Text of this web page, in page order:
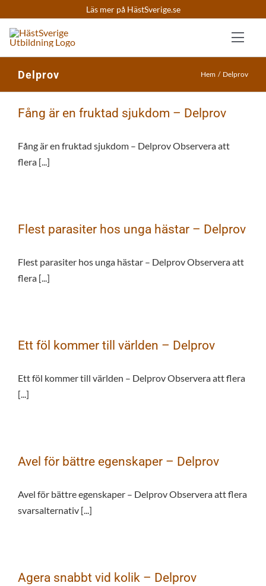
innehållet
Läs mer på HästSverige.se
Kurser
Delprov Hem Delprov
Fång är en fruktad sjukdom – Delprov
Fång är en fruktad sjukdom – Delprov Observera att
flera [...]
Flest parasiter hos unga hästar – Delprov
Flest parasiter hos unga hästar – Delprov Observera att
flera [...]
Ett föl kommer till världen – Delprov
Ett föl kommer till världen – Delprov Observera att flera
[...]
Avel för bättre egenskaper – Delprov
Avel för bättre egenskaper – Delprov Observera att flera
svarsalternativ [...]
Agera snabbt vid kolik – Delprov